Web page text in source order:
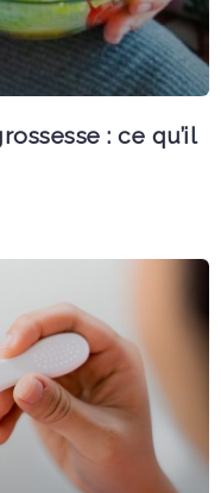
: ce qu’il